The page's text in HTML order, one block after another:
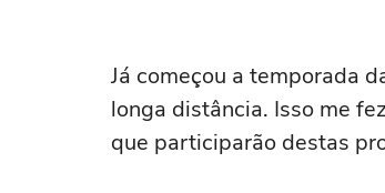
Já começou a temporada
longa distância. Isso me
que participarão destas